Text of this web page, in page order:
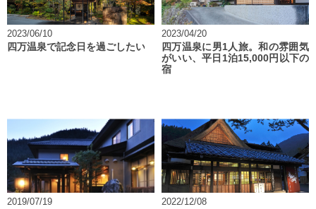
2023/06/10
四万温泉で記念日を過ごしたい
2023/04/20
四万温泉に男1人旅。和の雰囲気
がいい、平日1泊15,000円以下の
宿
2019/07/19
2022/12/08